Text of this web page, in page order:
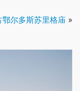
鄂尔多斯苏里格庙 »